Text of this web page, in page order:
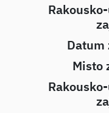
Datum
Misto